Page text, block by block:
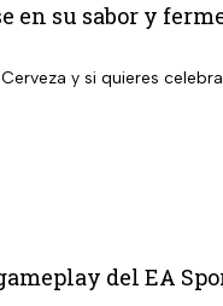
en su sabor y
y si quieres
del EA